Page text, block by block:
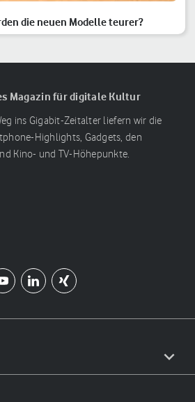
die neuen Modelle teurer?
Magazin für digitale Kultur
ins Gigabit-Zeitalter liefern wir die
Highlights, Gadgets, den
Kino- und TV-Höhepunkte.